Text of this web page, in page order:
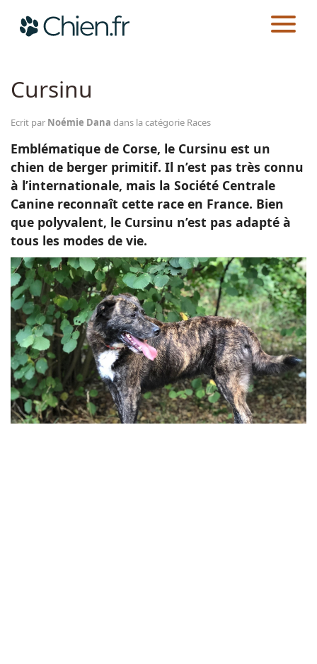
Races
Guides
CHIEN.FR RACES
Cursinu
Ecrit par Noémie Dana dans la catégorie Races
Emblématique de Corse, le Cursinu est un
chien de berger primitif. Il n’est pas très connu
à l’internationale, mais la Société Centrale
Canine reconnaît cette race en France. Bien
que polyvalent, le Cursinu n’est pas adapté à
tous les modes de vie.